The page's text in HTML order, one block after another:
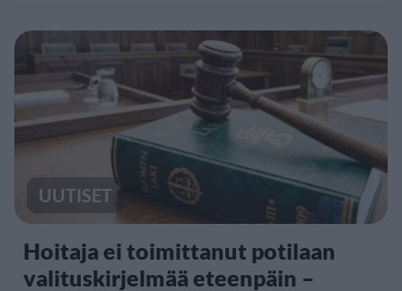
UUTISET
Hoitaja ei toimittanut potilaan
valituskirjelmää eteenpäin –